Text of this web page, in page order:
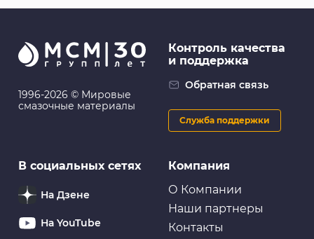
1996-2026 © Мировые
смазочные материалы
Компания
О Компании
Наши партнеры
Контакты
Контроль качества
и поддержка
Обратная связь
Служба поддержки
В социальных сетях
На Дзене
На YouTube